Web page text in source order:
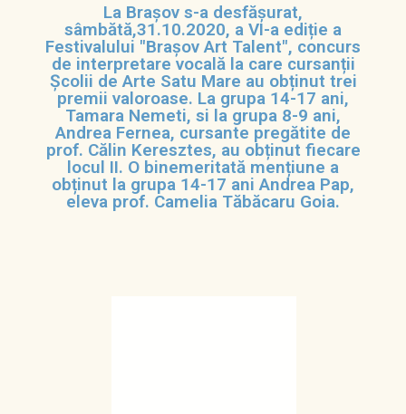
La Brașov s-a desfășurat,
sâmbătă,31.10.2020, a VI-a ediție a
Festivalului "Brașov Art Talent", concurs
de interpretare vocală la care cursanții
Școlii de Arte Satu Mare au obținut trei
premii valoroase. La grupa 14-17 ani,
Tamara Nemeti, si la grupa 8-9 ani,
Andrea Fernea, cursante pregătite de
prof. Călin Keresztes, au obținut fiecare
locul II. O binemeritată mențiune a
obținut la grupa 14-17 ani Andrea Pap,
eleva prof. Camelia Tăbăcaru Goia.